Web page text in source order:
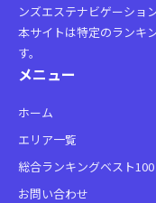
ンズエステナビゲーショ
本サイトは特定のランキ
す。
メニュー
ホーム
エリア一覧
総合ランキングベスト100
お問い合わせ